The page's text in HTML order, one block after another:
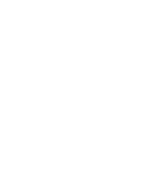
汚れても中性洗剤とモップを使用し
を近づけすぎたりすることには注意
ッフが丁寧にお伝えしております。
せます。管理の負担を減らし、ゆと